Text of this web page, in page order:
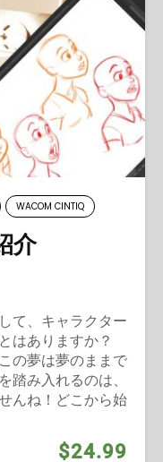
WACOM CINTIQ
介
て、キャラクター
はありますか？
の夢は夢のままで
踏み入れるのは、
んね！どこから始
$24.99